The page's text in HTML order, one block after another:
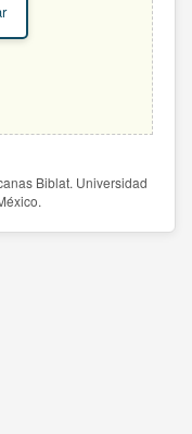
Biblat. Universidad